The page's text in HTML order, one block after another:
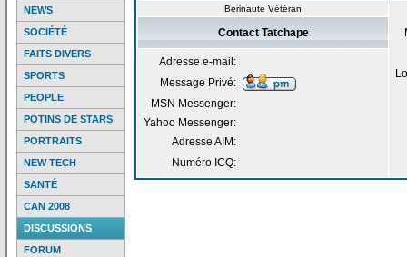
NEWS
SOCIÉTÉ
FAITS DIVERS
SPORTS
PEOPLE
POTINS DE STARS
PORTRAITS
NEW TECH
SANTÉ
CAN 2008
DISCUSSIONS
FORUM
Bérinaute Vétéran
Contact Tatchape
Adresse e-mail:
Message Privé:
MSN Messenger:
Yahoo Messenger:
Adresse AIM:
Numéro ICQ: